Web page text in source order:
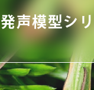
発声模型シ